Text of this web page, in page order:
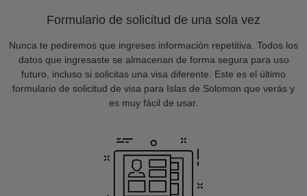
Formulario de solicitud de una sola vez
Nunca te pediremos que ingreses información repetitiva. Todos los
datos que ingresaste se almacenan de forma segura para uso
futuro, incluso si solicitas una visa diferente. Este es el último
formulario de solicitud de visa para Islas de Solomon que verás y
es muy fácil de usar.